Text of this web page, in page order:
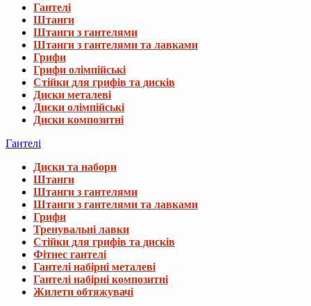
Гантелі
Штанги
Штанги з гантелями
Штанги з гантелями та лавками
Грифи
Грифи олімпійські
Стійки для грифів та дисків
Диски металеві
Диски олімпійські
Диски композитні
Гантелі
Диски та набори
Штанги
Штанги з гантелями
Штанги з гантелями та лавками
Грифи
Тренувальні лавки
Стійки для грифів та дисків
Фітнес гантелі
Гантелі набірні металеві
Гантелі набірні композитні
Жилети обтяжувачі